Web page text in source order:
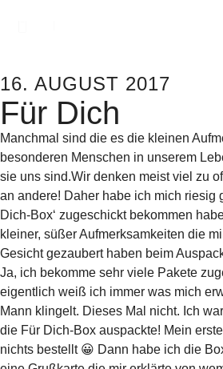
16. AUGUST 2017
Für Dich
Manchmal sind die es die kleinen
besonderen Menschen in unserem
sie uns sind.Wir denken meist viel zu
an andere! Daher habe ich mich riesig
Dich-Box‘ zugeschickt bekommen
kleiner, süßer Aufmerksamkeiten die
Gesicht gezaubert haben beim
Ja, ich bekomme sehr viele Pakete
eigentlich weiß ich immer was mich
Mann klingelt. Dieses Mal nicht. Ich
die Für Dich-Box auspackte! Mein
nichts bestellt 😀 Dann habe ich die